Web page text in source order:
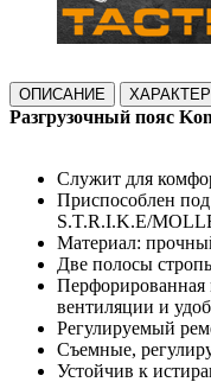
ОПИСАНИЕ
Разгрузочный пояс
Служит для
Приспособлен
S.T.R.I.K.E/
Материал:
Две полосы
Перфорированная
вентиляции и
Регулируемый
Съемные,
Устойчив к